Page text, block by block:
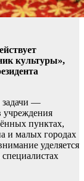
культуры»,
задачи —
учреждения
пунктах,
и малых городах
уделяется